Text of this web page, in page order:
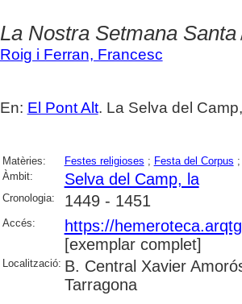
La Nostra Setmana Santa
Roig i Ferran, Francesc
En: El Pont Alt. La Selva del
Matèries: Festes religioses ; Festa del Corpus
Àmbit:
Selva del Camp, la
Cronologia: 1449 - 1451
Accés:
https://
[exemplar complet]
Localització: B. Central Xavier
Tarragona